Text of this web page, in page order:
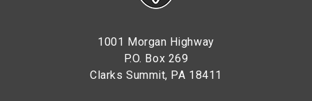
1001 Morgan Highway
P.O. Box 269
Clarks Summit, PA 18411